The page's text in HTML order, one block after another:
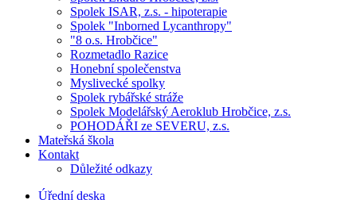
Spolek ISAR, z.s. - hipoterapie
Spolek "Inborned Lycanthropy"
"8 o.s. Hrobčice"
Rozmetadlo Razice
Honební společenstva
Myslivecké spolky
Spolek rybářské stráže
Spolek Modelářský Aeroklub Hrobčice, z.s.
POHODÁŘI ze SEVERU, z.s.
Mateřská škola
Kontakt
Důležité odkazy
Úřední deska